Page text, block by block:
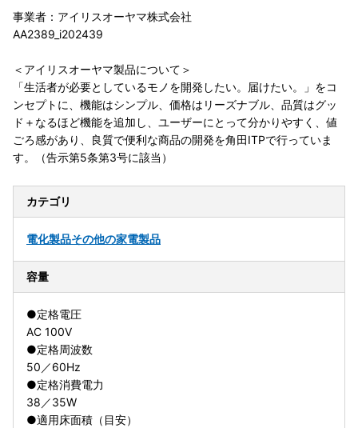
事業者：アイリスオーヤマ株式会社
AA2389_i202439
＜アイリスオーヤマ製品について＞
「生活者が必要としているモノを開発したい。届けたい。」をコ
ンセプトに、機能はシンプル、価格はリーズナブル、品質はグッ
ド＋なるほど機能を追加し、ユーザーにとって分かりやすく、値
ごろ感があり、良質で便利な商品の開発を角田ITPで行っていま
す。（告示第5条第3号に該当）
カテゴリ
電化製品その他の家電製品
容量
●定格電圧
AC 100V
●定格周波数
50／60Hz
●定格消費電力
38／35W
●適用床面積（目安）